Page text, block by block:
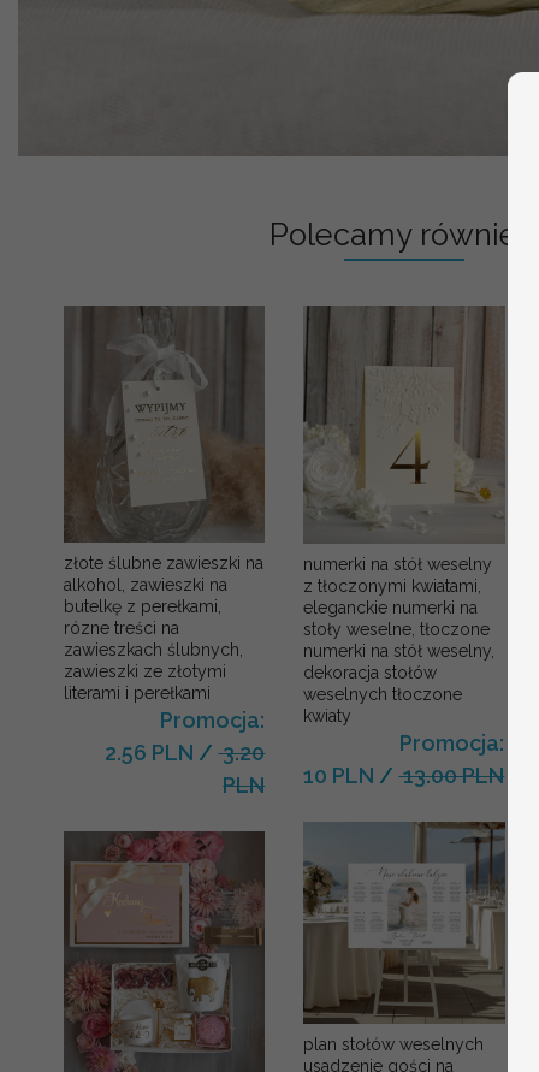
Polecamy również:
złote ślubne zawieszki na
alkohol, zawieszki na
butelkę z perełkami,
rózne treści na
zawieszkach ślubnych,
zawieszki ze złotymi
literami i perełkami
Promocja:
2.56 PLN /3.20
PLN
numerki na stół weselny
z tłoczonymi kwiatami,
eleganckie numerki na
stoły weselne, tłoczone
numerki na stół weselny,
dekoracja stołów
weselnych tłoczone
kwiaty
Promocja:
10 PLN /13.00 PLN
plan stołów weselnych
usadzenie gości na